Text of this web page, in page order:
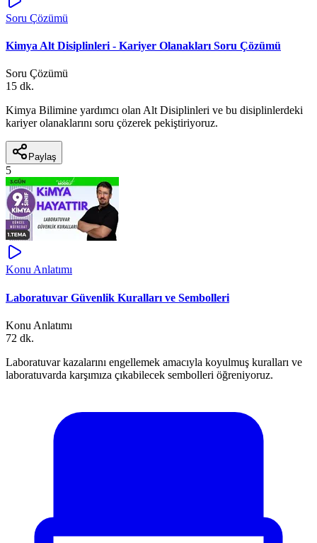
Soru Çözümü
Kimya Alt Disiplinleri - Kariyer Olanakları Soru Çözümü
Soru Çözümü
15 dk.
Kimya Bilimine yardımcı olan Alt Disiplinleri ve bu disiplinlerdeki
kariyer olanaklarını soru çözerek pekiştiriyoruz.
Paylaş
5
Konu Anlatımı
Laboratuvar Güvenlik Kuralları ve Sembolleri
Konu Anlatımı
72 dk.
Laboratuvar kazalarını engellemek amacıyla koyulmuş kuralları ve
laboratuvarda karşımıza çıkabilecek sembolleri öğreniyoruz.